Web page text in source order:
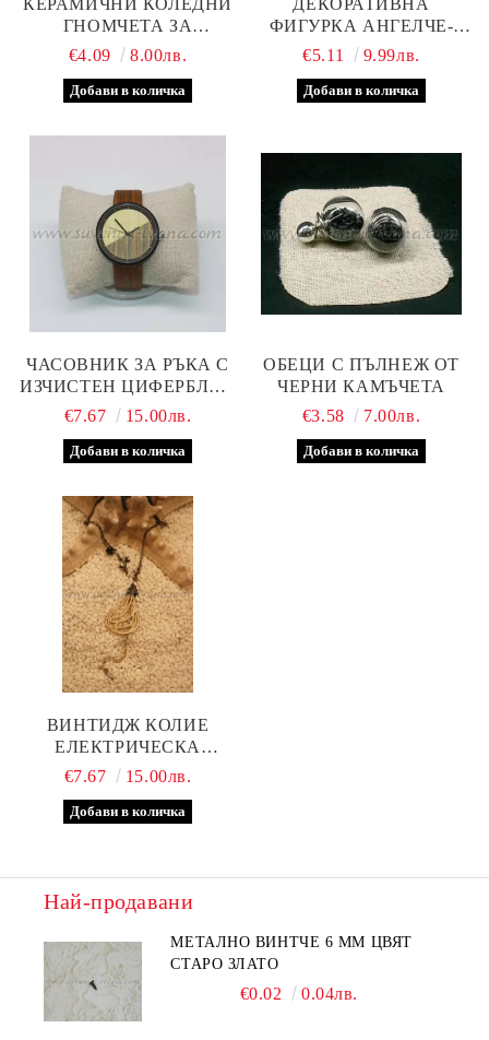
КЕРАМИЧНИ КОЛЕДНИ
ГНОМЧЕТА ЗА
ДЕКОРАЦИЯ
€4.09 8.00лв.
ДЕКОРАТИВНА
ФИГУРКА АНГЕЛЧЕ-
ПРИНЦЕСА 16,0 Х 6,5 СМ
€5.11 9.99лв.
ЧАСОВНИК ЗА РЪКА С
ИЗЧИСТЕН ЦИФЕРБЛАТ,
МОДЕЛ ТРИ
€7.67 15.00лв.
ОБЕЦИ С ПЪЛНЕЖ ОТ
ЧЕРНИ КАМЪЧЕТА
€3.58
7.00лв.
ВИНТИДЖ КОЛИЕ
ЕЛЕКТРИЧЕСКА
КРУШКА С МЕТАЛНА
€7.67 15.00лв.
Най-продавани
МЕТАЛНО ВИНТЧЕ 6 ММ ЦВЯТ
СТАРО ЗЛАТО
€0.02 0.04лв.